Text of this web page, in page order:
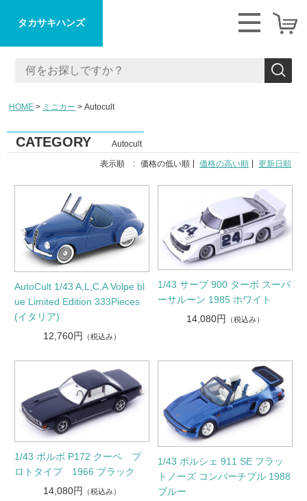
タカサキハンズ
HOME ミニカー Autocult
CATEGORY Autocult
表示順 : 価格の低い順 価格の高い順 更新日順
AutoCult 1/43 A,L,C,A Volpe bl
ue Limited Edition 333Pieces
(イタリア)
12,760円 （税込み）
1/43 サーブ 900 ターボ スーパ
ーサルーン 1985 ホワイト
14,080円
（税込み）
1/43 ボルボ P172 クーペ プ
ロトタイプ 1966 ブラック
14,080円
（税込み）
1/43 ポルシェ 911 SE フラッ
トノーズ コンバーチブル 1988
ブルー